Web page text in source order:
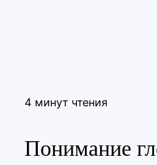
4 минут чтения
Понимание